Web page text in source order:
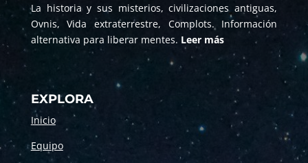
La historia y sus misterios, civilizaciones antiguas,
Ovnis, Vida extraterrestre, Complots. Información
alternativa para liberar mentes. Leer más
EXPLORA
Inicio
Equipo